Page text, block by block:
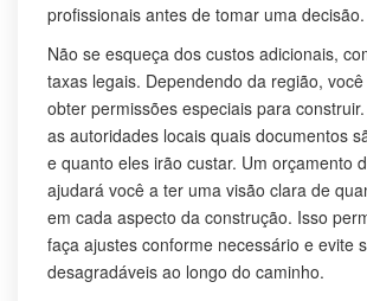
profissionais antes de tomar uma decisão.
Não se esqueça dos custos adicionais,
taxas legais. Dependendo da região,
obter permissões especiais para
as autoridades locais quais documentos
e quanto eles irão custar. Um orçamento
ajudará você a ter uma visão clara de
em cada aspecto da construção. Isso
faça ajustes conforme necessário e evite
desagradáveis ao longo do caminho.